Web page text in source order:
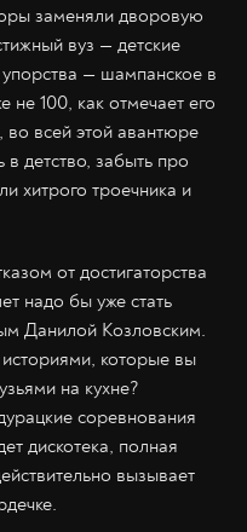
заменяли дворовую
вуз — детские
— шампанское в
100, как отмечает его
во всей этой авантюре
в детство, забыть про
хитрого троечника и
от достигаторства
надо бы уже стать
Данилой Козловским.
которые вы
на кухне?
соревнования
дискотека, полная
вызывает